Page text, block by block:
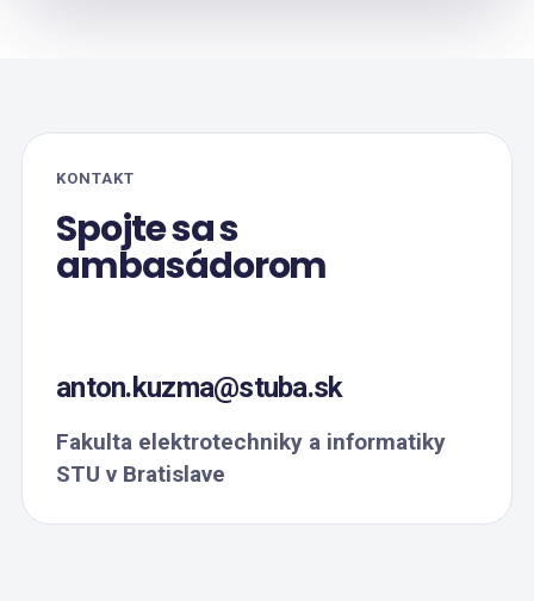
KONTAKT
Spojte sa s
ambasádorom
anton.kuzma@stuba.sk
Fakulta elektrotechniky a informatiky
STU v Bratislave